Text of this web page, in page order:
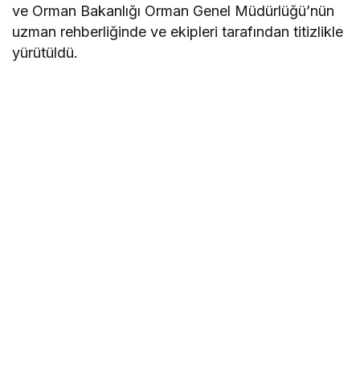
ve Orman Bakanlığı Orman Genel Müdürlüğü’nün
uzman rehberliğinde ve ekipleri tarafından titizlikle
yürütüldü.